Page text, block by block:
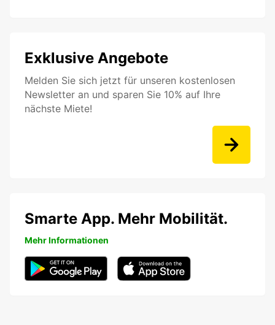
Exklusive Angebote
Melden Sie sich jetzt für unseren kostenlosen
Newsletter an und sparen Sie 10% auf Ihre
nächste Miete!
Smarte App. Mehr Mobilität.
Mehr Informationen